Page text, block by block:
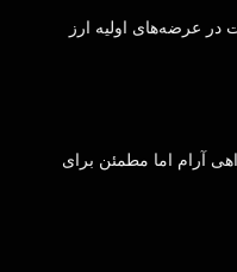
عرضه‌های اولیه ارز
آرام اما مطمئن برای